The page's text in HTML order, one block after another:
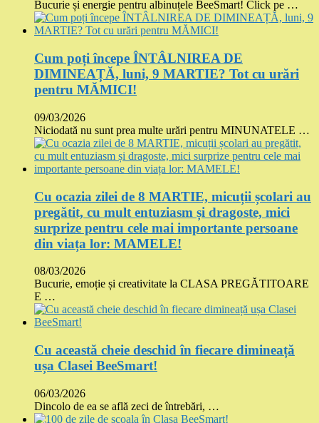
Bucurie și energie pentru albinuțele BeeSmart! Click pe …
Cum poți începe ÎNTÂLNIREA DE
DIMINEAȚĂ, luni, 9 MARTIE? Tot cu urări
pentru MĂMICI!
09/03/2026
Niciodată nu sunt prea multe urări pentru MINUNATELE …
Cu ocazia zilei de 8 MARTIE, micuții școlari au
pregătit, cu mult entuziasm și dragoste, mici
surprize pentru cele mai importante persoane
din viața lor: MAMELE!
08/03/2026
Bucurie, emoție și creativitate la CLASA PREGĂTITOARE
E …
Cu această cheie deschid în fiecare dimineață
ușa Clasei BeeSmart!
06/03/2026
Dincolo de ea se află zeci de întrebări, …